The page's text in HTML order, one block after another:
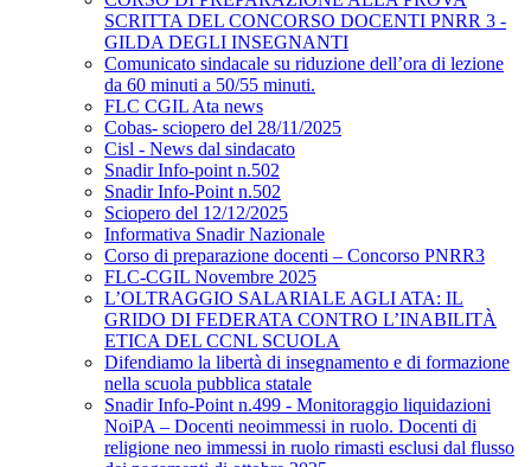
SCRITTA DEL CONCORSO DOCENTI PNRR 3 -
GILDA DEGLI INSEGNANTI
Comunicato sindacale su riduzione dell’ora di lezione
da 60 minuti a 50/55 minuti.
FLC CGIL Ata news
Cobas- sciopero del 28/11/2025
Cisl - News dal sindacato
Snadir Info-point n.502
Snadir Info-Point n.502
Sciopero del 12/12/2025
Informativa Snadir Nazionale
Corso di preparazione docenti – Concorso PNRR3
FLC-CGIL Novembre 2025
L’OLTRAGGIO SALARIALE AGLI ATA: IL
GRIDO DI FEDERATA CONTRO L’INABILITÀ
ETICA DEL CCNL SCUOLA
Difendiamo la libertà di insegnamento e di formazione
nella scuola pubblica statale
Snadir Info-Point n.499 - Monitoraggio liquidazioni
NoiPA – Docenti neoimmessi in ruolo. Docenti di
religione neo immessi in ruolo rimasti esclusi dal flusso